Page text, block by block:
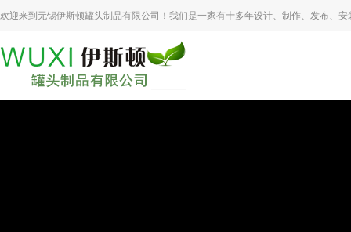
欢迎来到无锡伊斯顿罐头制品有限公司！我们是一家有十多年设计、制作、发布、